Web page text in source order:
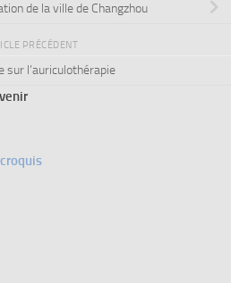
de la ville de Changzhou
PRÉCÉDENT
sur l’auriculothérapie